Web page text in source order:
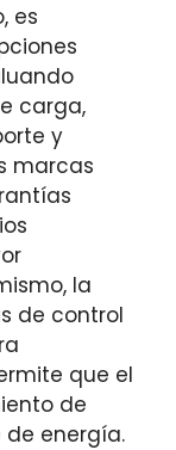
es
carga,
y
marcas
la
de control
que el
de
energía.